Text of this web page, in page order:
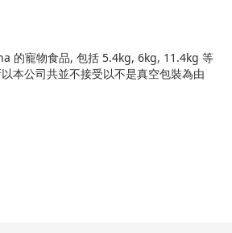
的寵物食品, 包括 5.4kg, 6kg, 11.4kg 等
本公司共並不接受以不是真空包裝為由